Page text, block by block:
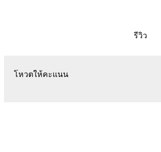
รีวิว
โหวตให้คะแนน